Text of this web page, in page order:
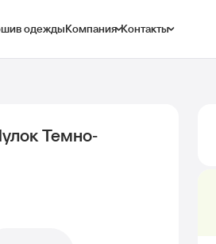
одеждыКомпания Контакты
Темно-